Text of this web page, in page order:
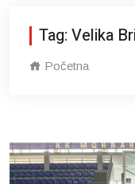
Tag: Velika
Početna